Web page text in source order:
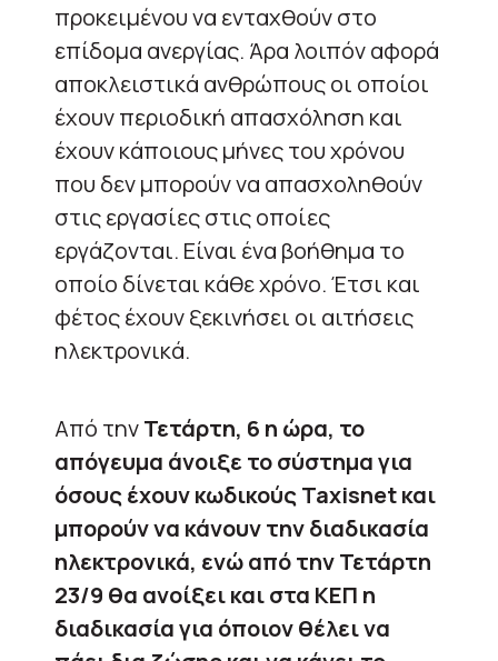
προκειμένου να ενταχθούν στο
επίδομα ανεργίας. Άρα λοιπόν αφορά
αποκλειστικά ανθρώπους οι οποίοι
έχουν περιοδική απασχόληση και
έχουν κάποιους μήνες του χρόνου
που δεν μπορούν να απασχοληθούν
στις εργασίες στις οποίες
εργάζονται. Είναι ένα βοήθημα το
οποίο δίνεται κάθε χρόνο. Έτσι και
φέτος έχουν ξεκινήσει οι αιτήσεις
ηλεκτρονικά.
Από τηνΤετάρτη, 6 η ώρα, το
απόγευμα άνοιξε το σύστημα για
όσους έχουν κωδικούς Taxisnet και
μπορούν να κάνουν την διαδικασία
ηλεκτρονικά, ενώ από την Τετάρτη
23/9 θα ανοίξει και στα ΚΕΠ η
διαδικασία για όποιον θέλει να